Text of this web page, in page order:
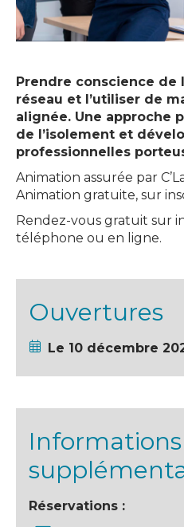
Prendre conscience de
réseau et l’utiliser de
alignée. Une approche
de l’isolement et
professionnelles
Animation assurée par
Animation gratuite, sur
Rendez-vous gratuit sur
téléphone ou en ligne.
Ouvertures
Le 10 décembre
Informations
Réservations :